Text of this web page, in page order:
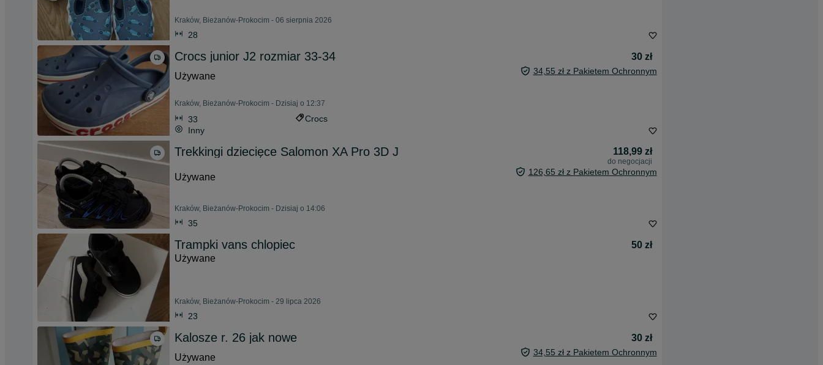
Kraków, Bieżanów-Prokocim - 06 sierpnia 2026
28
Crocs junior J2 rozmiar 33-34
30 zł
Używane
34,55 zł z Pakietem Ochronnym
Kraków, Bieżanów-Prokocim - Dzisiaj o 12:37
33
Crocs
Inny
Trekkingi dziecięce Salomon XA Pro 3D J 118,99 zł
do negocjacji
Używane 126,65 zł z Pakietem Ochronnym
Kraków, Bieżanów-Prokocim - Dzisiaj o 14:06
35
Trampki vans chlopiec
50 zł
Używane
Kraków, Bieżanów-Prokocim - 29 lipca 2026
23
Kalosze r. 26 jak nowe
30 zł
Używane
34,55 zł z Pakietem Ochronnym